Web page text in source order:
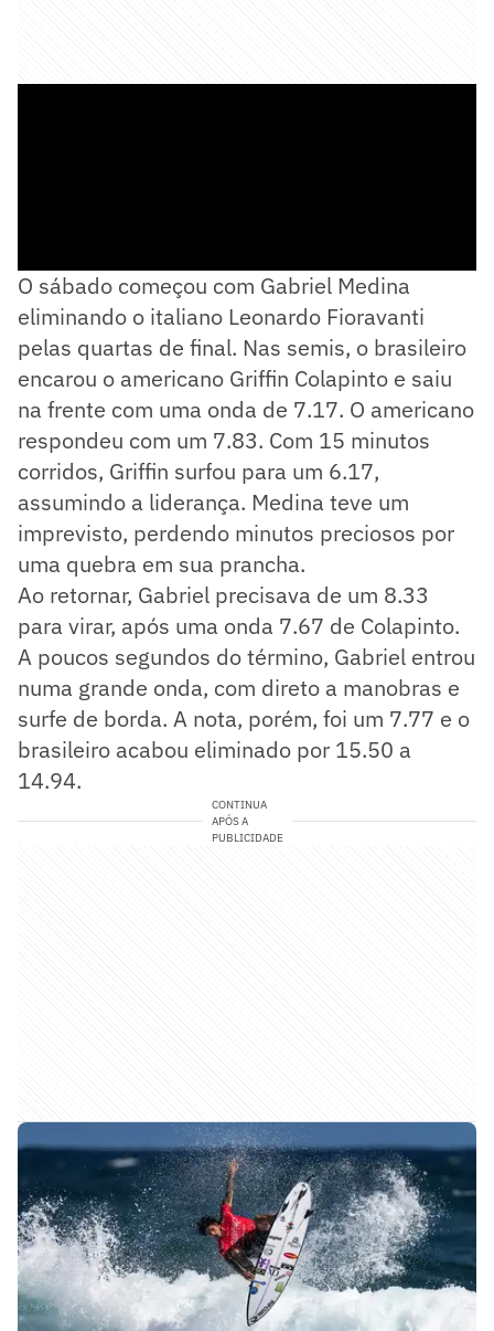
O sábado começou com Gabriel Medina
eliminando o italiano Leonardo Fioravanti
pelas quartas de final. Nas semis, o brasileiro
encarou o americano Griffin Colapinto e saiu
na frente com uma onda de 7.17. O americano
respondeu com um 7.83. Com 15 minutos
corridos, Griffin surfou para um 6.17,
assumindo a liderança. Medina teve um
imprevisto, perdendo minutos preciosos por
uma quebra em sua prancha.
Ao retornar, Gabriel precisava de um 8.33
para virar, após uma onda 7.67 de Colapinto.
A poucos segundos do término, Gabriel entrou
numa grande onda, com direto a manobras e
surfe de borda. A nota, porém, foi um 7.77 e o
brasileiro acabou eliminado por 15.50 a
14.94.
CONTINUA
APÓS A
PUBLICIDADE